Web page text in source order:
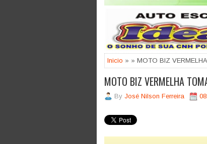
Inicio » » MOTO BIZ
MOTO BIZ VERMELHA
By José Nilson Ferreira